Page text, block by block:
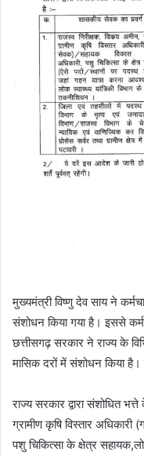
मुख्यमंत्री विष्णु देव साय ने
संशोधन किया गया है। इससे
छत्तीसगढ़ सरकार ने राज्य के
मासिक दरों में संशोधन किया है।
राज्य सरकार द्वारा संशोधित
ग्रामीण कृषि विस्तार
पशु चिकित्सा के क्षेत्र